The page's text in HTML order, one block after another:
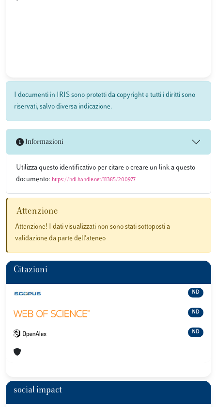
I documenti in IRIS sono protetti da copyright e tutti i diritti sono
riservati, salvo diversa indicazione.
Informazioni
Utilizza questo identificativo per citare o creare un link a questo
documento: https://hdl.handle.net/11385/200977
Attenzione
Attenzione! I dati visualizzati non sono stati sottoposti a
validazione da parte dell'ateneo
Citazioni
ND
ND
ND
social impact